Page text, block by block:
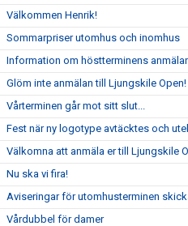
Välkommen Henrik!
Sommarpriser utomhus och inomhus
Information om höstterminens
Glöm inte anmälan till Ljungskile Open!
Vårterminen går mot sitt slut...
Fest när ny logotype avtäcktes och
Välkomna att anmäla er till Ljungskile
Nu ska vi fira!
Aviseringar för utomhusterminen
Vårdubbel för damer